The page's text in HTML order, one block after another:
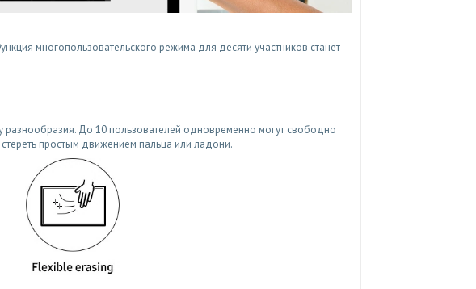
многопользовательского режима для десяти участников станет
разнообразия. До 10 пользователей одновременно могут свободно
простым движением пальца или ладони.